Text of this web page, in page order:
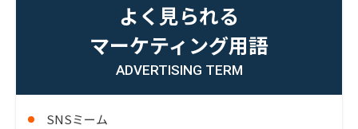
よく見られる
マーケティング用語
ADVERTISING TERM
SNSミーム